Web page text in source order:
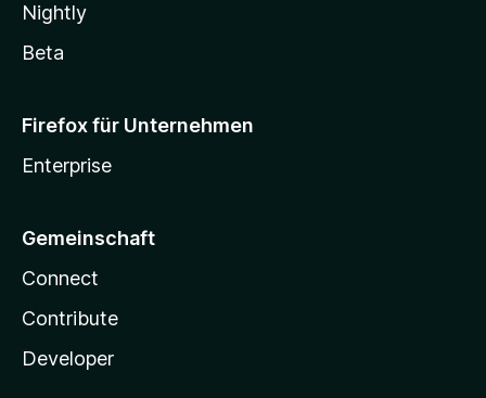
Nightly
Beta
Firefox für Unternehmen
Enterprise
Gemeinschaft
Connect
Contribute
Developer